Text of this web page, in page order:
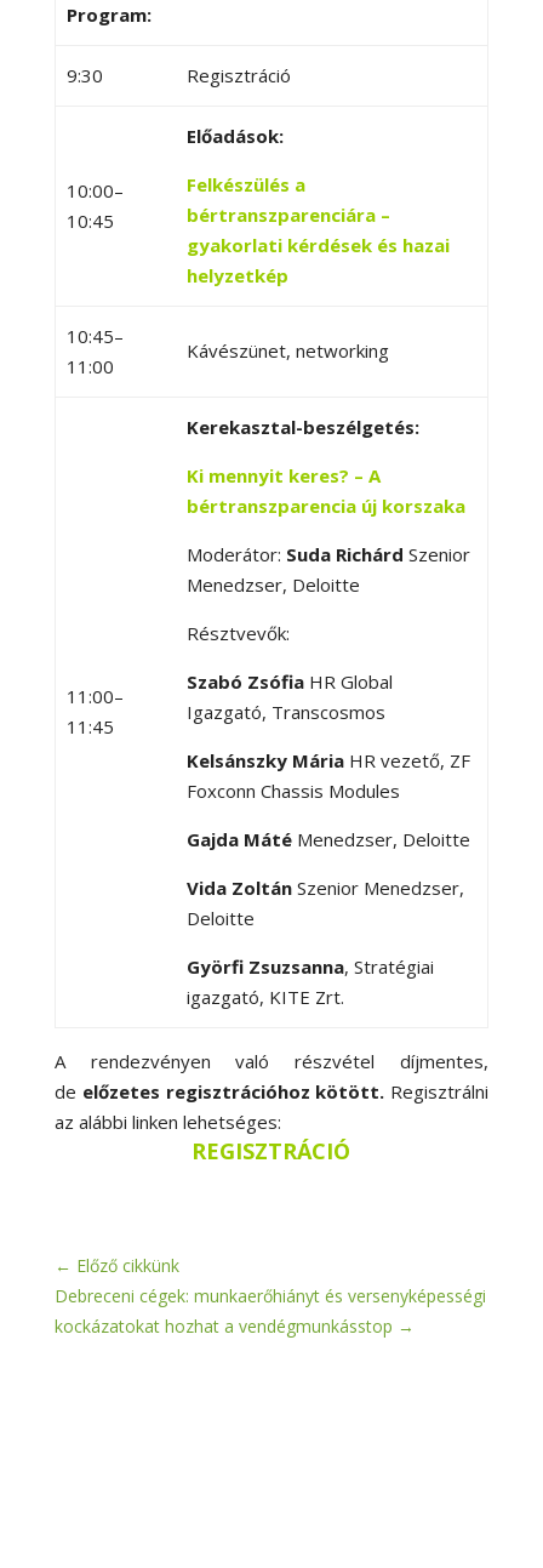
Program:
9:30 Regisztráció
10:00–
10:45
Előadások:
Felkészülés a
bértranszparenciára –
gyakorlati kérdések és hazai
helyzetkép
10:45–
11:00
Kávészünet, networking
11:00–
11:45
Kerekasztal-beszélgetés:
Ki mennyit keres? – A
bértranszparencia új korszaka
Moderátor: Suda Richárd Szenior
Menedzser, Deloitte
Résztvevők:
Szabó ZsófiaHR Global
Igazgató, Transcosmos
Kelsánszky MáriaHR vezető, ZF
Foxconn Chassis Modules
Gajda MátéMenedzser, Deloitte
Vida ZoltánSzenior Menedzser,
Deloitte
Györfi Zsuzsanna, Stratégiai
igazgató, KITE Zrt.
A rendezvényen való részvétel díjmentes,
de előzetes regisztrációhoz kötött. Regisztrálni
az alábbi linken lehetséges:
REGISZTRÁCIÓ
← Előző cikkünk
Debreceni cégek: munkaerőhiányt és versenyképességi
kockázatokat hozhat a vendégmunkásstop →